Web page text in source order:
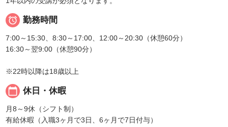
 勤務時間
7:00～15:30、8:30～17:00、12:00～20:30（休憩60分）
16:30～翌9:00（休憩90分）
※22時以降は18歳以上
calendar_today 休日・休暇
月8～9休（シフト制）
有給休暇（入職3ヶ月で3日、6ヶ月で7日付与）